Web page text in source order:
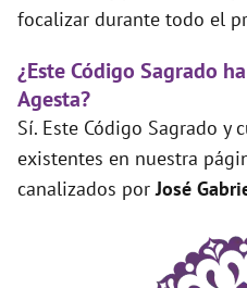
focalizar durante todo el
¿Este Código Sagrado
Agesta?
Sí. Este Código Sagrado y
existentes en nuestra
canalizados porJosé